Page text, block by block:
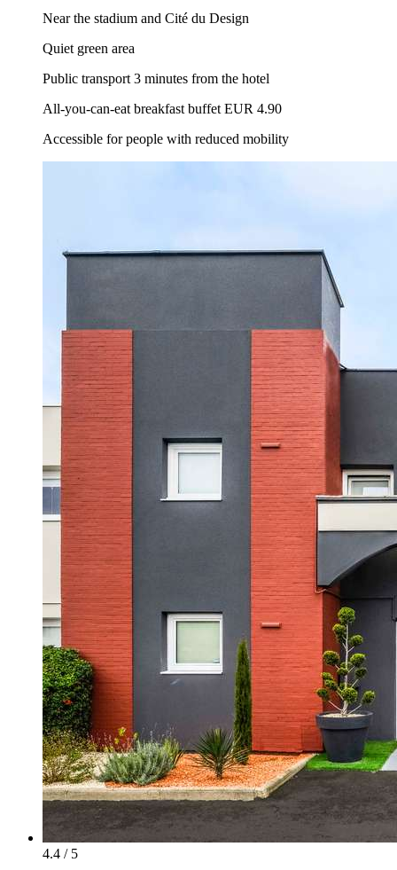
Near the stadium and Cité du Design
Quiet green area
Public transport 3 minutes from the hotel
All-you-can-eat breakfast buffet EUR 4.90
Accessible for people with reduced mobility
4.4 / 5